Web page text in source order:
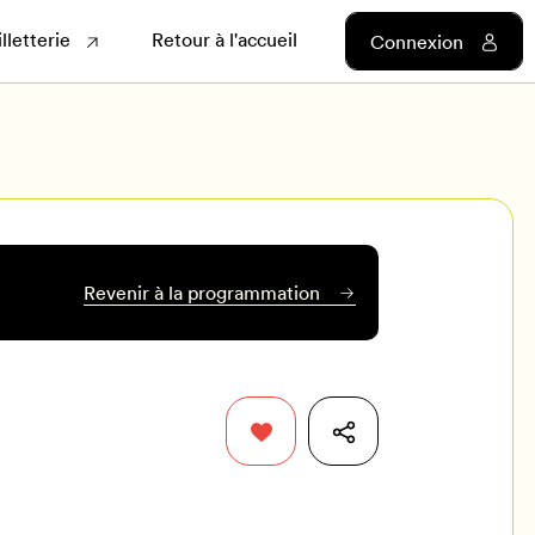
Retour à l'accueil Connexion
Revenir à la programmation